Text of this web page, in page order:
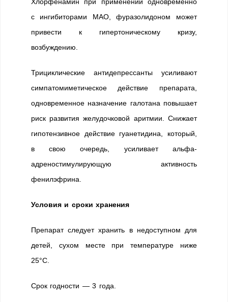
с ингибиторами МАО, фуразолидоном может
привести к гипертоническому кризу,
возбуждению.
Трициклические антидепрессанты усиливают
симпатомиметическое действие препарата,
одновременное назначение галотана повышает
риск развития желудочковой аритмии. Снижает
гипотензивное действие гуанетидина, который,
в свою очередь, усиливает альфа-
адреностимулирующую активность
фенилэфрина.
Условия и сроки хранения
Препарат следует хранить в недоступном для
детей, сухом месте при температуре ниже
25°C.
Срок годности — 3 года.